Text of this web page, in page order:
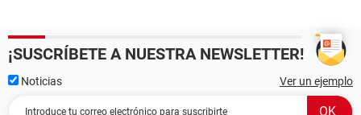
¡SUSCRÍBETE A NUESTRA NEWSLETTER!
Noticias Ver un ejemplo